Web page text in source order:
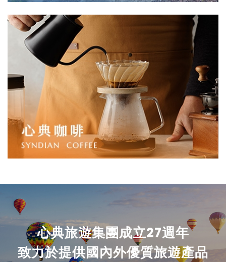
心典旅遊集團成立27週年
致力於提供國內外優質旅遊產品